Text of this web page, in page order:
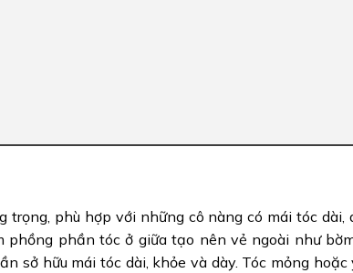
phù hợp với những cô nàng có mái tóc dài,
phần tóc ở giữa tạo nên vẻ ngoài như
sở hữu mái tóc dài, khỏe và dày. Tóc mỏng hoặc